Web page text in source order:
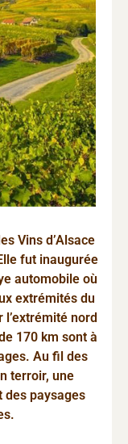
Vins d’Alsace
fut inaugurée
automobile où
extrémités du
nord
170 km sont à
Au fil des
terroir, une
des paysages